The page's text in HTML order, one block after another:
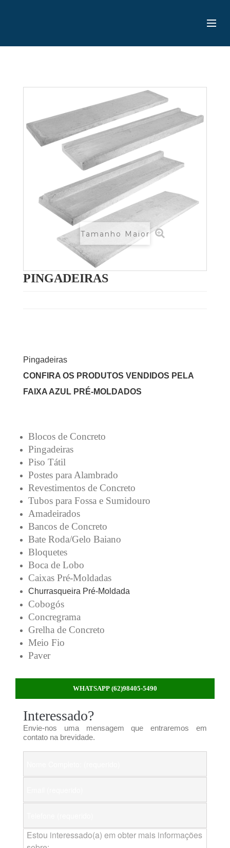
Tamanho Maior
PINGADEIRAS
Pingadeiras
CONFIRA OS PRODUTOS VENDIDOS PELA
FAIXA AZUL PRÉ-MOLDADOS
Blocos de Concreto
Pingadeiras
Piso Tátil
Postes para Alambrado
Revestimentos de Concreto
Tubos para Fossa e Sumidouro
Amadeirados
Bancos de Concreto
Bate Roda/Gelo Baiano
Bloquetes
Boca de Lobo
Caixas Pré-Moldadas
Churrasqueira Pré-Moldada
Cobogós
Concregrama
Grelha de Concreto
Meio Fio
Paver
WHATSAPP (62)98405-5490
Interessado?
Envie-nos uma mensagem que entraremos em
contato na brevidade.